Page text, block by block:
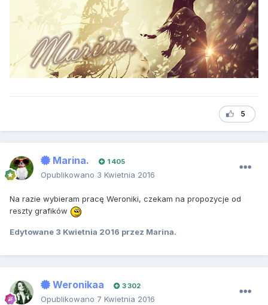
5
Marina. 1 405
Opublikowano 3 Kwietnia 2016
Na razie wybieram pracę Weroniki, czekam na propozycje od
reszty grafików
Edytowane 3 Kwietnia 2016 przez Marina.
Weronikaa 3 302
Opublikowano 7 Kwietnia 2016